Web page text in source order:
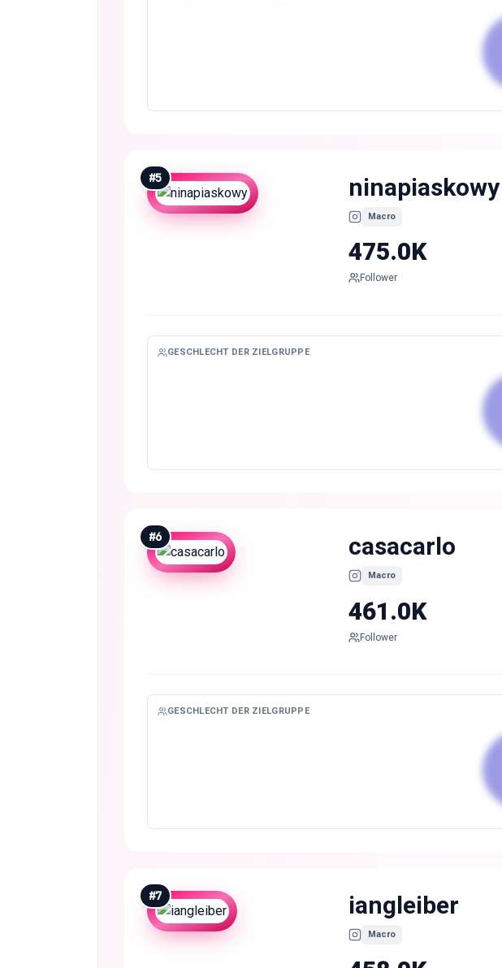
#5 ninapiaskowy
Macro
475.0K
Follower
GESCHLECHT DER ZIELGRUPPE
#6 casacarlo
Macro
461.0K
Follower
GESCHLECHT DER ZIELGRUPPE
#7 iangleiber
Macro